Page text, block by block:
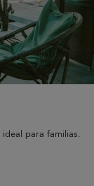
para familias.